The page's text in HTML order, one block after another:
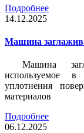
Подробнее
14.12.2025
Машина
Машина
используемое
уплотнения
материалов
Подробнее
06.12.2025